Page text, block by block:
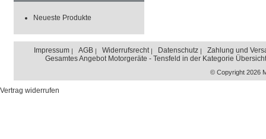
Neueste Produkte
Impressum AGB Widerrufsrecht Datenschutz
Zahlung und
Gesamtes Angebot Motorgeräte - Tensfeld in der Kategorie Übersicht
© Copyright 2026
Vertrag widerrufen